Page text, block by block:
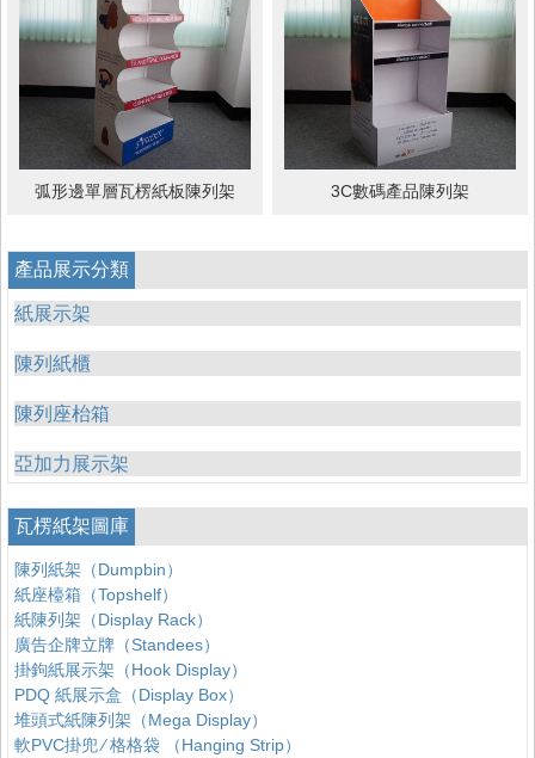
弧形邊單層瓦楞紙板陳列架 3C數碼產品陳列架
產品展示分類
紙展示架
陳列紙櫃
陳列座枱箱
亞加力展示架
瓦楞紙架圖庫
陳列紙架（Dumpbin）
紙座檯箱（Topshelf）
紙陳列架（Display Rack）
廣告企牌立牌（Standees）
掛鉤紙展示架（Hook Display）
PDQ 紙展示盒（Display Box）
堆頭式紙陳列架（Mega Display）
軟PVC掛兜 ∕ 格格袋 （Hanging Strip）